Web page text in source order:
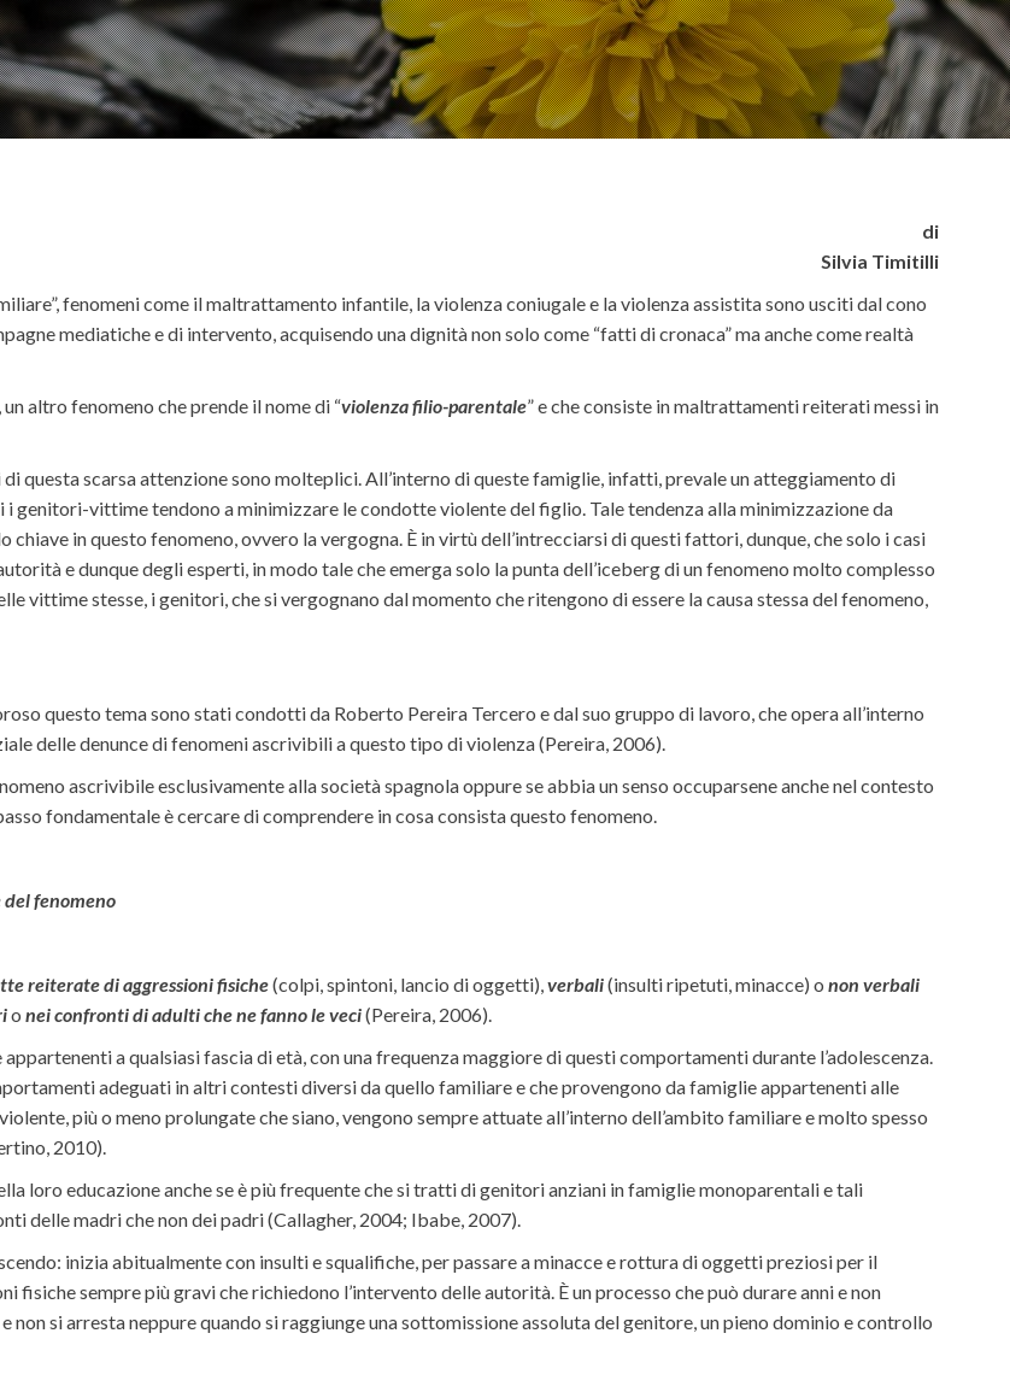
di
Silvia Timitilli
fenomeni come il maltrattamento infantile, la violenza coniugale e la violenza assistita sono usciti dal cono
mediatiche e di intervento, acquisendo una dignità non solo come “fatti di cronaca” ma anche come realtà
altro fenomeno che prende il nome di “violenza filio-parentale” e che consiste in maltrattamenti reiterati messi in
questa scarsa attenzione sono molteplici. All’interno di queste famiglie, infatti, prevale un atteggiamento di
vittime tendono a minimizzare le condotte violente del figlio. Tale tendenza alla minimizzazione da
chiave in questo fenomeno, ovvero la vergogna. È in virtù dell’intrecciarsi di questi fattori, dunque, che solo i casi
e dunque degli esperti, in modo tale che emerga solo la punta dell’iceberg di un fenomeno molto complesso
vittime stesse, i genitori, che si vergognano dal momento che ritengono di essere la causa stessa del fenomeno,
questo tema sono stati condotti da Roberto Pereira Tercero e dal suo gruppo di lavoro, che opera all’interno
delle denunce di fenomeni ascrivibili a questo tipo di violenza (Pereira, 2006).
ascrivibile esclusivamente alla società spagnola oppure se abbia un senso occuparsene anche nel contesto
fondamentale è cercare di comprendere in cosa consista questo fenomeno.
fenomeno
reiterate di aggressioni fisiche(colpi, spintoni, lancio di oggetti),verbali(insulti ripetuti, minacce) onon verbali
o nei confronti di adulti che ne fanno le veci(Pereira, 2006).
a qualsiasi fascia di età, con una frequenza maggiore di questi comportamenti durante l’adolescenza.
adeguati in altri contesti diversi da quello familiare e che provengono da famiglie appartenenti alle
più o meno prolungate che siano, vengono sempre attuate all’interno dell’ambito familiare e molto spesso
2010).
loro educazione anche se è più frequente che si tratti di genitori anziani in famiglie monoparentali e tali
delle madri che non dei padri (Callagher, 2004; Ibabe, 2007).
inizia abitualmente con insulti e squalifiche, per passare a minacce e rottura di oggetti preziosi per il
fisiche sempre più gravi che richiedono l’intervento delle autorità. È un processo che può durare anni e non
si arresta neppure quando si raggiunge una sottomissione assoluta del genitore, un pieno dominio e controllo